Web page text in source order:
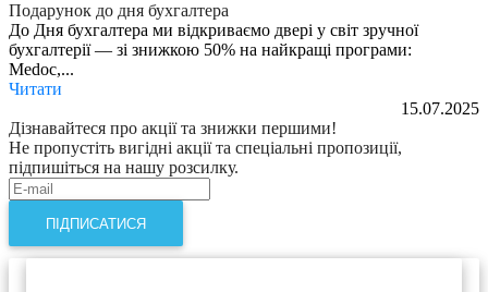
Подарунок до дня бухгалтера
До Дня бухгалтера ми відкриваємо двері у світ зручної
бухгалтерії — зі знижкою 50% на найкращі програми:
Medoc,...
Читати
15.07.2025
Дізнавайтеся про акції та знижки першими!
Не пропустіть вигідні акції та спеціальні пропозиції,
підпишіться на нашу розсилку.
ПІДПИСАТИСЯ